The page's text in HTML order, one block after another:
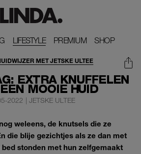
LIFESTYLE PREMIUM
PREMIUM SHOP
SHOP
EXTRA KNUFFELEN
MOOIE HUID
MET JETSKE ULTEE
2022 | JETSKE ULTEE
weleens, de knutsels die ze
die blije gezichtjes als ze dan met
stonden met hun zelfgemaakt